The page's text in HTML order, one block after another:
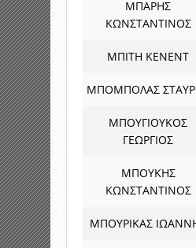
ΜΠΑΡΗΣ
ΚΩΝΣΤΑΝΤΙΝΟΣ
ΜΠΙΤΗ ΚΕΝΕΝΤ
ΜΠΟΜΠΟΛΑΣ
ΜΠΟΥΓΙΟΥΚΟΣ
ΓΕΩΡΓΙΟΣ
ΜΠΟΥΚΗΣ
ΚΩΝΣΤΑΝΤΙΝΟΣ
ΜΠΟΥΡΙΚΑΣ